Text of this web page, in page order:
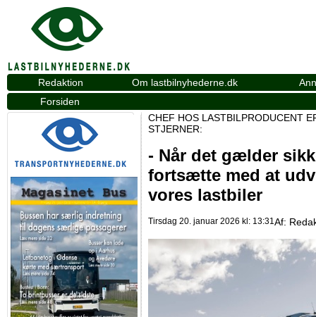
Redaktion Om lastbilnyhederne.dk
Forsiden
CHEF HOS LASTBILPRODUCENT
STJERNER:
- Når det gælder
fortsætte med at
vores lastbiler
Tirsdag 20. januar 2026 kl: 13:31Af: